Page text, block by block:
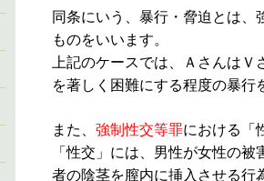
同条にいう、暴行・脅迫とは
ものをいいます。
上記のケースでは、Ａさんは
を著しく困難にする程度の暴行
また、 強制性交等罪における
「性交」には、男性が女性の
者の陰茎を膣内に挿入させる行